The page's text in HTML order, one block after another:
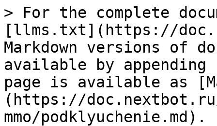
> For the complete
[llms.txt](https://
Markdown versions of
available by
page is available as
(https://
mmo/podklyuchenie.md).